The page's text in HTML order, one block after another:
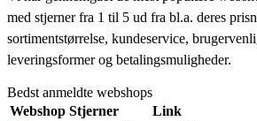
med stjerner fra 1 til 5 ud fra bl.a. deres
sortimentstørrelse, kundeservice,
leveringsformer og betalingsmuligheder.
Bedst anmeldte webshops
Webshop Stjerner
Link